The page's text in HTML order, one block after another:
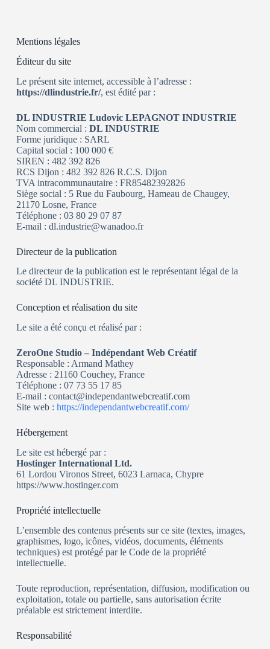
Mentions légales
Éditeur du site
Le présent site internet, accessible à l’adresse :
https://dlindustrie.fr/, est édité par :
DL INDUSTRIE Ludovic LEPAGNOT INDUSTRIE
Nom commercial : DL INDUSTRIE
Forme juridique : SARL
Capital social : 100 000 €
SIREN : 482 392 826
RCS Dijon : 482 392 826 R.C.S. Dijon
TVA intracommunautaire : FR85482392826
Siège social : 5 Rue du Faubourg, Hameau de Chaugey,
21170 Losne, France
Téléphone : 03 80 29 07 87
E-mail : dl.industrie@wanadoo.fr
Directeur de la publication
Le directeur de la publication est le représentant légal de la
société DL INDUSTRIE.
Conception et réalisation du site
Le site a été conçu et réalisé par :
ZeroOne Studio – Indépendant Web Créatif
Responsable : Armand Mathey
Adresse : 21160 Couchey, France
Téléphone : 07 73 55 17 85
E-mail : contact@independantwebcreatif.com
Site web : https://independantwebcreatif.com/
Hébergement
Le site est hébergé par :
Hostinger International Ltd.
61 Lordou Vironos Street, 6023 Larnaca, Chypre
https://www.hostinger.com
Propriété intellectuelle
L’ensemble des contenus présents sur ce site (textes, images,
graphismes, logo, icônes, vidéos, documents, éléments
techniques) est protégé par le Code de la propriété
intellectuelle.
Toute reproduction, représentation, diffusion, modification ou
exploitation, totale ou partielle, sans autorisation écrite
préalable est strictement interdite.
Responsabilité